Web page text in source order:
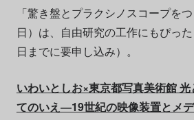
「驚き盤とプラクシノスコープを
日）は、自由研究の工作にもぴっ
日までに要申し込み）。
いわいとしお×東京都写真美術館
てのいえ―19世紀の映像装置とメ